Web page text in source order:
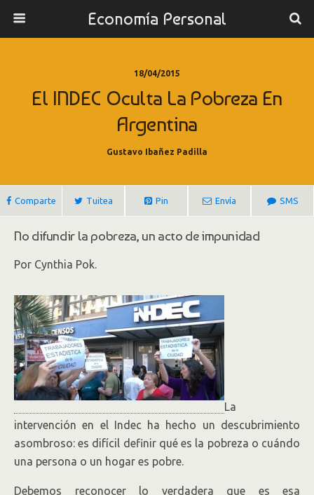
Economía Personal
18/04/2015
El INDEC Oculta La Pobreza En
Argentina
Gustavo Ibañez Padilla
Comparte Tuitea Pin Envía SMS
No difundir la pobreza, un acto de impunidad
Por Cynthia Pok.
La
intervención en el Indec ha hecho un descubrimiento
asombroso: es difícil definir qué es la pobreza o cuándo
una persona o un hogar es pobre.
Debemos reconocer lo verdadera que es esa